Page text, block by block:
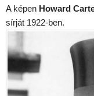
A képen Howard
sírját 1922-ben.